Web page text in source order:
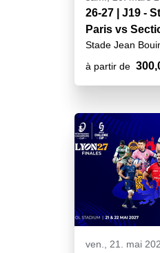
26-27 | J19 -
Paris vs
Stade Jean
à partir de
ven., 21. mai